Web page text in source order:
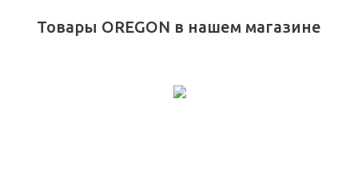
Товары OREGON в нашем магазине